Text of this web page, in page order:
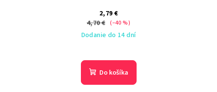
2,79 €
4,70 € (–40 %)
Dodanie do 14 dní
Do košíka